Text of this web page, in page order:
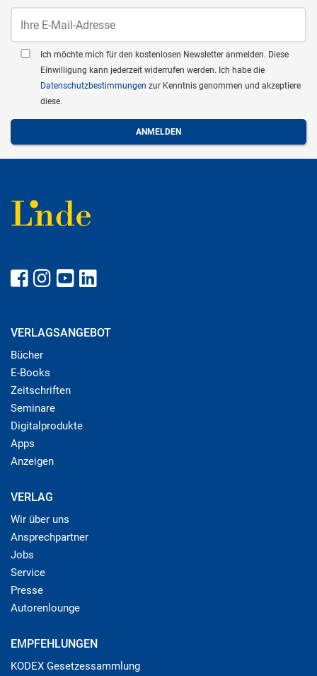
Ich möchte mich für den kostenlosen Newsletter anmelden. Diese
Einwilligung kann jederzeit widerrufen werden. Ich habe die
Datenschutzbestimmungen zur Kenntnis genommen und akzeptiere
diese.
VERLAGSANGEBOT
Bücher
E-Books
Zeitschriften
Seminare
Digitalprodukte
Apps
Anzeigen
VERLAG
Wir über uns
Ansprechpartner
Jobs
Service
Presse
Autorenlounge
EMPFEHLUNGEN
KODEX Gesetzessammlung